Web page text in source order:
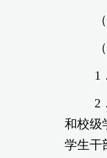
1
2
和校级
学生干